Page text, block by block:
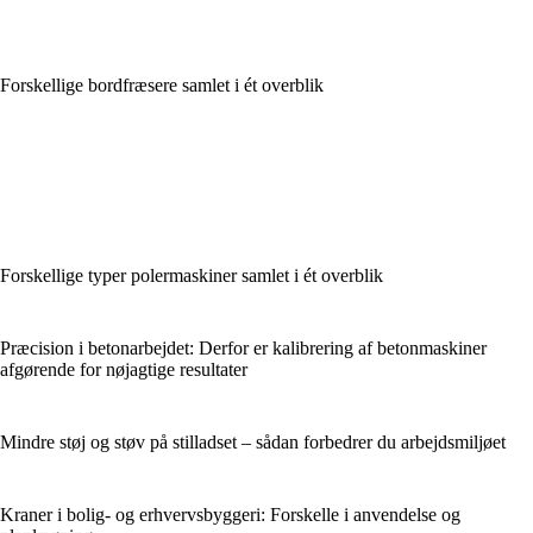
Forskellige bordfræsere samlet i ét overblik
Forskellige typer polermaskiner samlet i ét overblik
Præcision i betonarbejdet: Derfor er kalibrering af betonmaskiner
afgørende for nøjagtige resultater
Mindre støj og støv på stilladset – sådan forbedrer du arbejdsmiljøet
Kraner i bolig- og erhvervsbyggeri: Forskelle i anvendelse og